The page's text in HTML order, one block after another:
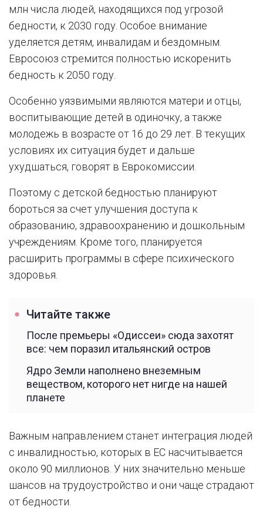
млн числа людей, находящихся под угрозой
бедности, к 2030 году. Особое внимание
уделяется детям, инвалидам и бездомным.
Евросоюз стремится полностью искоренить
бедность к 2050 году.
Особенно уязвимыми являются матери и отцы,
воспитывающие детей в одиночку, а также
молодежь в возрасте от 16 до 29 лет. В текущих
условиях их ситуация будет и дальше
ухудшаться, говорят в Еврокомиссии.
Поэтому с детской бедностью планируют
бороться за счет улучшения доступа к
образованию, здравоохранению и дошкольным
учреждениям. Кроме того, планируется
расширить программы в сфере психического
здоровья.
Читайте также
После премьеры «Одиссеи» сюда захотят
все: чем поразил итальянский остров
Ядро Земли наполнено внеземным
веществом, которого нет нигде на нашей
планете
Важным направлением станет интеграция людей
с инвалидностью, которых в ЕС насчитывается
около 90 миллионов. У них значительно меньше
шансов на трудоустройство и они чаще страдают
от бедности.